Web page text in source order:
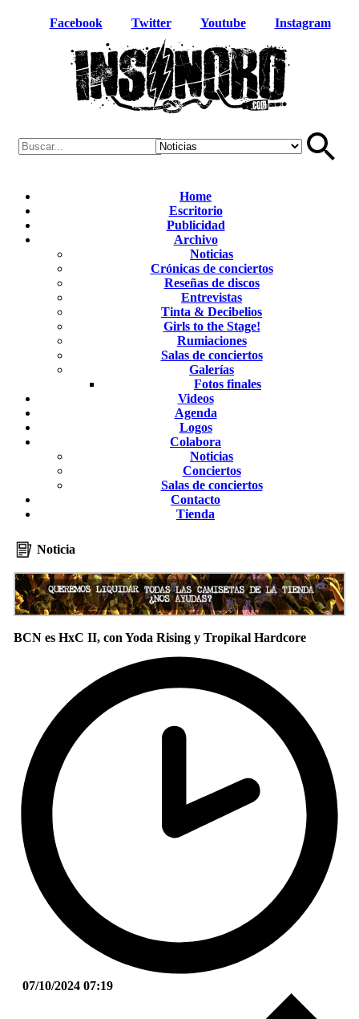
Facebook Twitter Youtube Instagram
Home
Escritorio
Publicidad
Archivo
Noticias
Crónicas de conciertos
Reseñas de discos
Entrevistas
Tinta & Decibelios
Girls to the Stage!
Rumiaciones
Salas de conciertos
Galerías
Fotos finales
Videos
Agenda
Logos
Colabora
Noticias
Conciertos
Salas de conciertos
Contacto
Tienda
Noticia
BCN es HxC II, con Yoda Rising y Tropikal Hardcore
07/10/2024 07:19